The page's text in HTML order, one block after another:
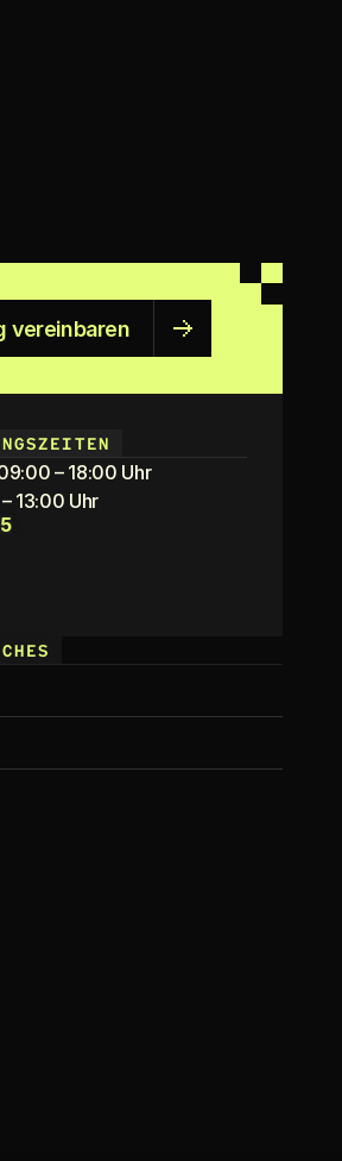
vereinbaren
– 18:00 Uhr
13:00 Uhr